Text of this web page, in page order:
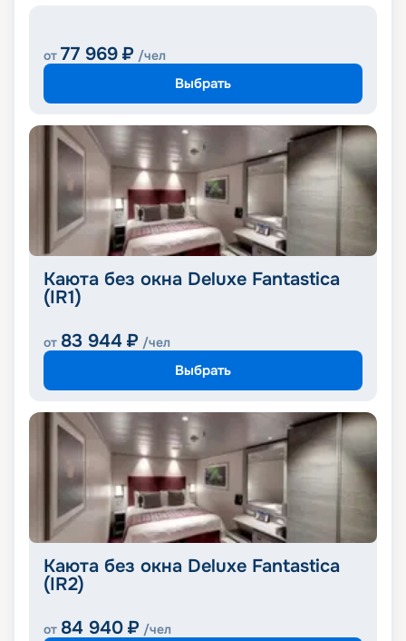
от 77 969 ₽ /чел
Выбрать
Каюта без окна Deluxe Fantastica
(IR1)
от 83 944 ₽ /чел
Выбрать
Каюта без окна Deluxe Fantastica
(IR2)
от 84 940 ₽ /чел